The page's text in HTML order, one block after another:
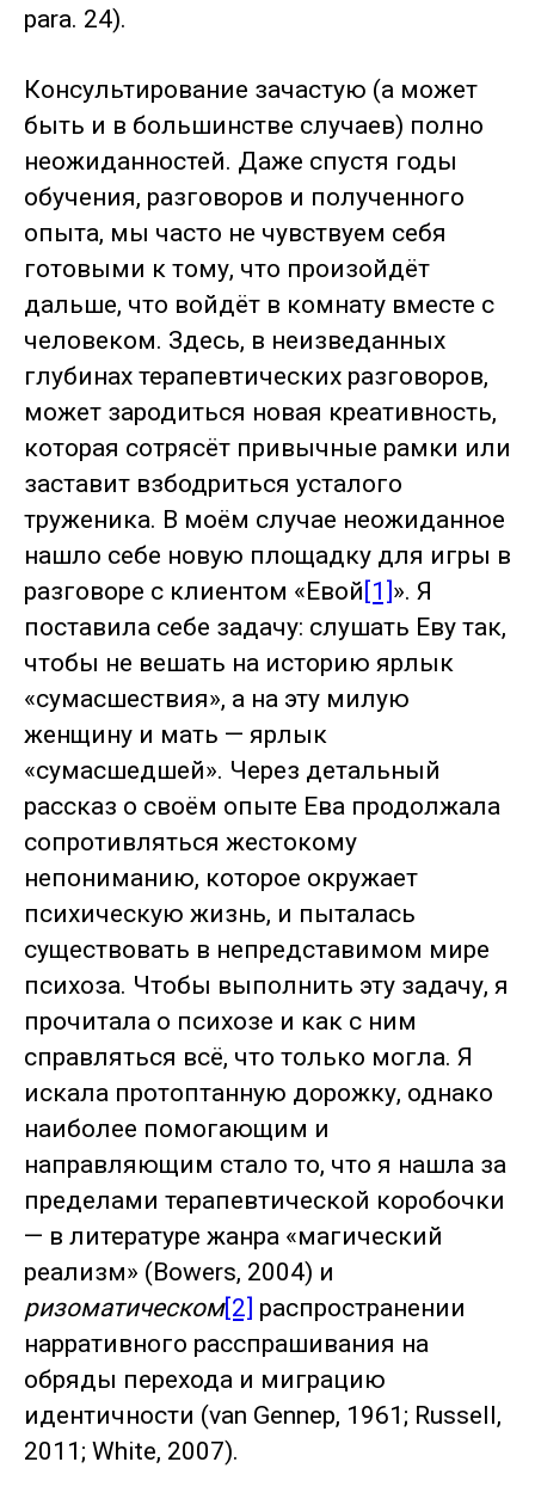
para. 24).
Консультирование зачастую (а может
быть и в большинстве случаев) полно
неожиданностей. Даже спустя годы
обучения, разговоров и полученного
опыта, мы часто не чувствуем себя
готовыми к тому, что произойдёт
дальше, что войдёт в комнату вместе с
человеком. Здесь, в неизведанных
глубинах терапевтических разговоров,
может зародиться новая креативность,
которая сотрясёт привычные рамки или
заставит взбодриться усталого
труженика. В моём случае неожиданное
нашло себе новую площадку для игры в
разговоре с клиентом «Евой[1]». Я
поставила себе задачу: слушать Еву так,
чтобы не вешать на историю ярлык
«сумасшествия», а на эту милую
женщину и мать — ярлык
«сумасшедшей». Через детальный
рассказ о своём опыте Ева продолжала
сопротивляться жестокому
непониманию, которое окружает
психическую жизнь, и пыталась
существовать в непредставимом мире
психоза. Чтобы выполнить эту задачу, я
прочитала о психозе и как с ним
справляться всё, что только могла. Я
искала протоптанную дорожку, однако
наиболее помогающим и
направляющим стало то, что я нашла за
пределами терапевтической коробочки
— в литературе жанра «магический
реализм» (Bowers, 2004) и
ризоматическом[2] распространении
нарративного расспрашивания на
обряды перехода и миграцию
идентичности (van Gennep, 1961; Russell,
2011; White, 2007).